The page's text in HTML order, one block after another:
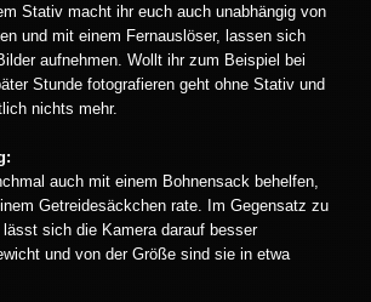
Stativ macht ihr euch auch unabhängig von
und mit einem Fernauslöser, lassen sich
aufnehmen. Wollt ihr zum Beispiel bei
Stunde fotografieren geht ohne Stativ und
nichts mehr.
auch mit einem Bohnensack behelfen,
Getreidesäckchen rate. Im Gegensatz zu
sich die Kamera darauf besser
und von der Größe sind sie in etwa